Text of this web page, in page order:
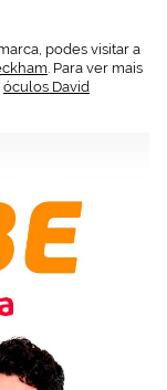
podes visitar a
. Para ver mais
óculos David